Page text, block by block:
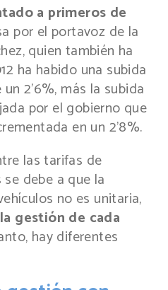
a primeros de
por el portavoz de la
quien también ha
ha habido una subida
2’6%, más la subida
por el gobierno que
en un 2’8%.
las tarifas de
debe a que la
no es unitaria,
gestión de cada
hay diferentes